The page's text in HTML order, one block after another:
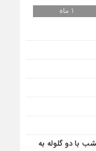
1 ماه
با دو گلوله به